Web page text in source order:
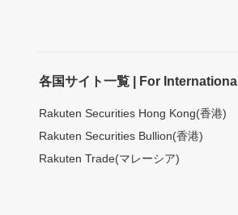
各国サイト一覧 | For International
Rakuten Securities Hong Kong(香港)
Rakuten Securities Bullion(香港)
Rakuten Trade(マレーシア)